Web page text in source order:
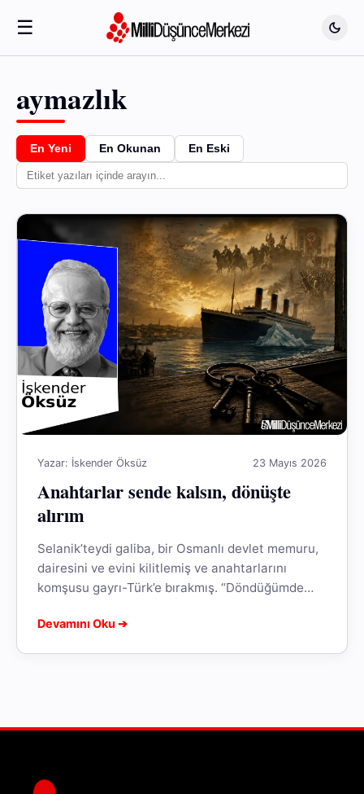
☰
aymazlık
En Yeni En Okunan En Eski
Yazar: İskender Öksüz 23 Mayıs 2026
Anahtarlar sende kalsın, dönüşte
alırım
Selanik’teydi galiba, bir Osmanlı devlet memuru,
dairesini ve evini kilitlemiş ve anahtarlarını
komşusu gayrı-Türk’e bırakmış. “Döndüğümde
nerededir, o ev...
Devamını Oku ➔